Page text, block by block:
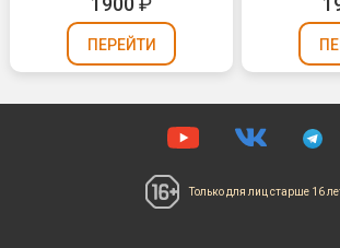
ПЕРЕЙТИ
Только для лиц старше 16